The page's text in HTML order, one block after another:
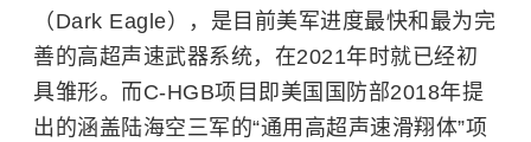
（Dark Eagle），是目前美军进度最快和最为完
善的高超声速武器系统，在2021年时就已经初
具雏形。而C-HGB项目即美国国防部2018年提
出的涵盖陆海空三军的“通用高超声速滑翔体”项